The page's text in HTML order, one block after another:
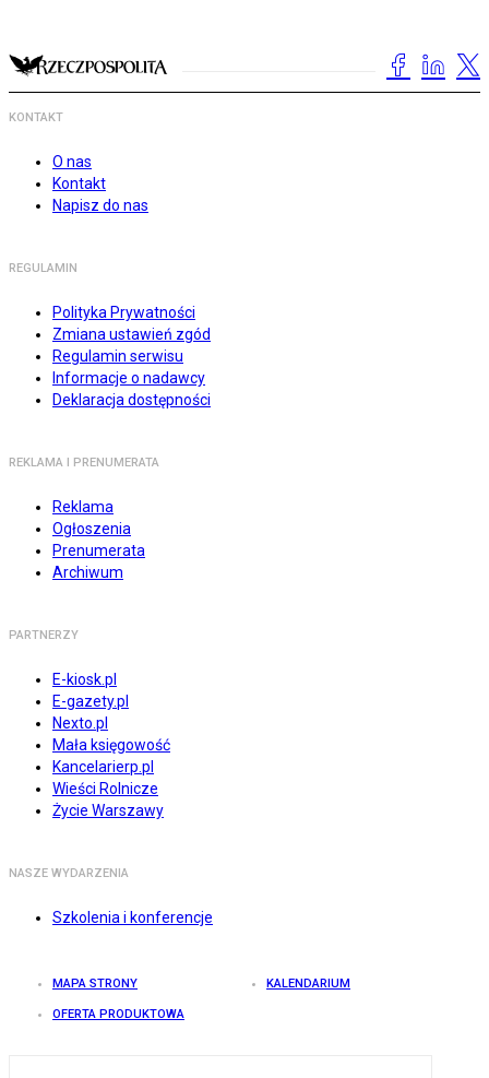
KONTAKT
O nas
Kontakt
Napisz do nas
REGULAMIN
Polityka Prywatności
Zmiana ustawień zgód
Regulamin serwisu
Informacje o nadawcy
Deklaracja dostępności
REKLAMA I PRENUMERATA
Reklama
Ogłoszenia
Prenumerata
Archiwum
PARTNERZY
E-kiosk.pl
E-gazety.pl
Nexto.pl
Mała księgowość
Kancelarierp.pl
Wieści Rolnicze
Życie Warszawy
NASZE WYDARZENIA
Szkolenia i konferencje
MAPA STRONY KALENDARIUM
OFERTA PRODUKTOWA